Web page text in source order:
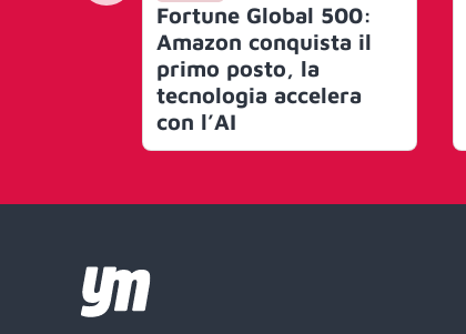
Fortune Global 500:
Amazon conquista il
primo posto, la
tecnologia accelera
con l’AI